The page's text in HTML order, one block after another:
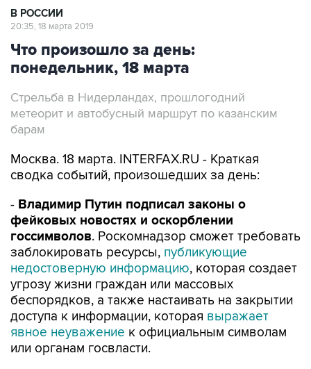
В РОССИИ
20:35, 18 марта 2019
Что произошло за день:
понедельник, 18 марта
Стрельба в Нидерландах, прошлогодний
метеорит и автобусный маршрут по казанским
барам
Москва. 18 марта. INTERFAX.RU - Краткая
сводка событий, произошедших за день:
- Владимир Путин подписал законы о
фейковых новостях и оскорблении
госсимволов. Роскомнадзор сможет требовать
заблокировать ресурсы, публикующие
недостоверную информацию, которая создает
угрозу жизни граждан или массовых
беспорядков, а также настаивать на закрытии
доступа к информации, которая выражает
явное неуважение к официальным символам
или органам госвласти.